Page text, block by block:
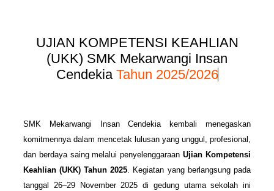
UJIAN KOMPETENSI KEAHLIAN
(UKK) SMK Mekarwangi Insan
Cendekia Tahun 2025/2026
SMK Mekarwangi Insan Cendekia kembali menegaskan
komitmennya dalam mencetak lulusan yang unggul, profesional,
dan berdaya saing melalui penyelenggaraan Ujian Kompetensi
Keahlian (UKK) Tahun 2025. Kegiatan yang berlangsung pada
tanggal 26–29 November 2025 di gedung utama sekolah ini